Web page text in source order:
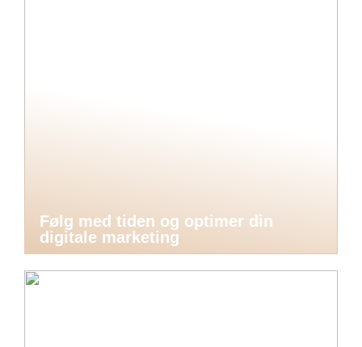
Følg med tiden og optimer din
digitale marketing